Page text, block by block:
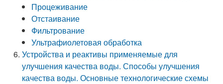
Процеживание
Отстаивание
Фильтрование
Ультрафиолетовая обработка
Устройства и реактивы применяемые для
улучшения качества воды. Способы улучшения
качества воды. Основные технологические схемы